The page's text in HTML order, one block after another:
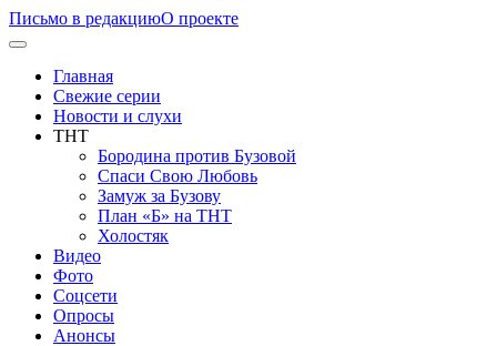
Письмо в редакциюО проекте
Главная
Свежие серии
Новости и слухи
ТНТ
Бородина против Бузовой
Спаси Свою Любовь
Замуж за Бузову
План «Б» на ТНТ
Холостяк
Видео
Фото
Соцсети
Опросы
Анонсы